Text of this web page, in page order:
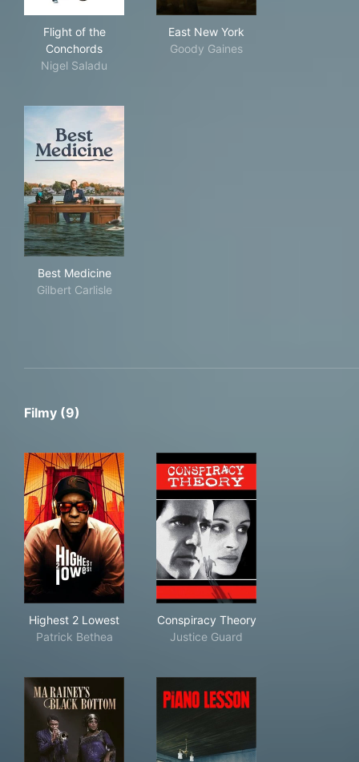
Flight of the
Conchords
Nigel Saladu
East New York
Goody Gaines
Best Medicine
Gilbert Carlisle
Filmy (9)
Highest 2 Lowest
Patrick Bethea
Conspiracy Theory
Justice Guard